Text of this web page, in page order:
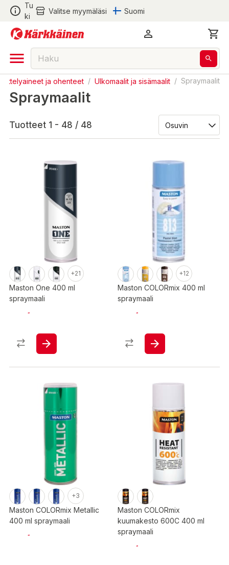
Tu
ki
Valitse myymäläsi Suomi
ja ohenteet / Ulkomaalit ja sisämaalit / Spraymaalit
Spraymaalit
Tuotteet 1 - 48 / 48
+21
Maston One 400 ml
spraymaali
+12
Maston COLORmix 400 ml
spraymaali
+3
Maston COLORmix Metallic
400 ml spraymaali
Maston COLORmix
kuumakesto 600C 400 ml
spraymaali